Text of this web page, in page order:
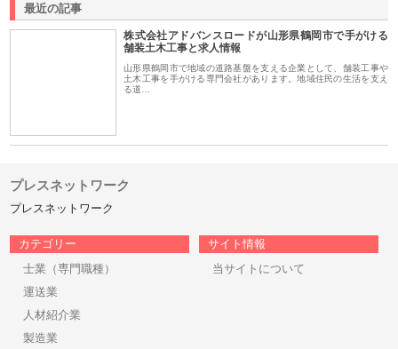
最近の記事
株式会社アドバンスロードが山形県鶴岡市で手がける
舗装土木工事と求人情報
山形県鶴岡市で地域の道路基盤を支える企業として、舗装工事や
土木工事を手がける専門会社があります。地域住民の生活を支え
る道…
プレスネットワーク
プレスネットワーク
カテゴリー
士業（専門職種）
運送業
人材紹介業
製造業
サイト情報
当サイトについて